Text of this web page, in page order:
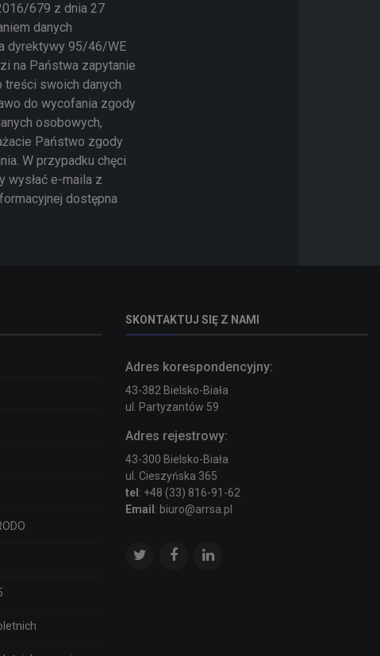
679 z dnia 27
danych
dyrektywy 95/46/WE
na Państwa zapytanie
swoich danych
do wycofania zgody
osobowych,
Państwo zgody
W przypadku chęci
wysłać e-maila z
dostępna
SKONTAKTUJ SIĘ Z NAMI
Adres korespondencyjny:
43-382 Bielsko-Biała
ul. Partyzantów 59
Adres rejestrowy:
43-300 Bielsko-Biała
ul. Cieszyńska 365
tel : +48 (33) 816-91-62
Email : biuro@arrsa.pl